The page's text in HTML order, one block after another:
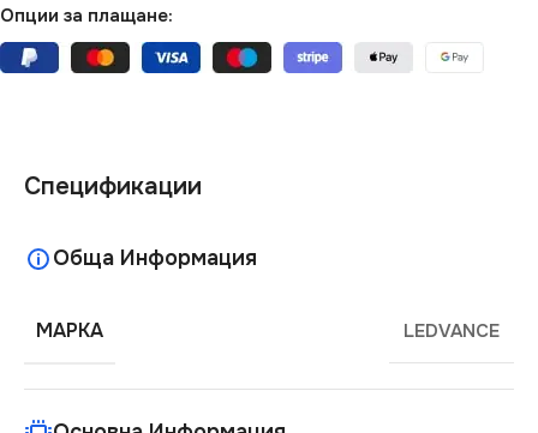
Опции за плащане:
Спецификации
Обща Информация
МАРКА LEDVANCE